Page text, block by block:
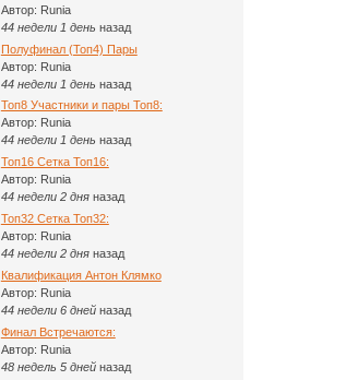
Автор: Runia
44 недели 1 день назад
Полуфинал (Топ4) Пары
Автор: Runia
44 недели 1 день назад
Топ8 Участники и пары Топ8:
Автор: Runia
44 недели 1 день назад
Топ16 Сетка Топ16:
Автор: Runia
44 недели 2 дняназад
Топ32 Сетка Топ32:
Автор: Runia
44 недели 2 дняназад
Квалификация Антон Клямко
Автор: Runia
44 недели 6 днейназад
Финал Встречаются:
Автор: Runia
48 недель 5 днейназад